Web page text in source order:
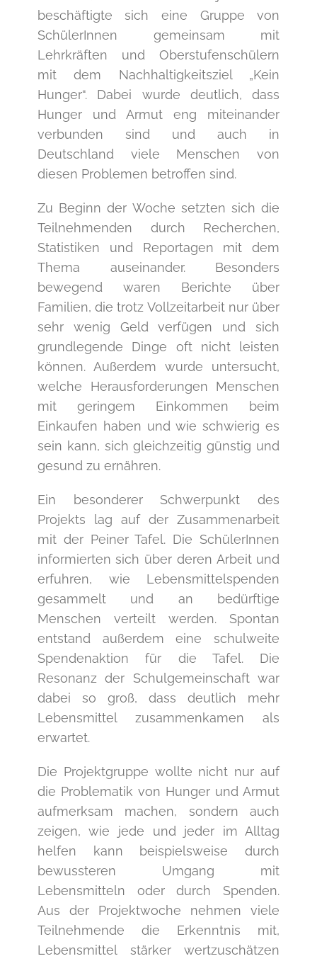
beschäftigte sich eine Gruppe von
SchülerInnen gemeinsam mit
Lehrkräften und Oberstufenschülern
mit dem Nachhaltigkeitsziel „Kein
Hunger“. Dabei wurde deutlich, dass
Hunger und Armut eng miteinander
verbunden sind und auch in
Deutschland viele Menschen von
diesen Problemen betroffen sind.
Zu Beginn der Woche setzten sich die
Teilnehmenden durch Recherchen,
Statistiken und Reportagen mit dem
Thema auseinander. Besonders
bewegend waren Berichte über
Familien, die trotz Vollzeitarbeit nur über
sehr wenig Geld verfügen und sich
grundlegende Dinge oft nicht leisten
können. Außerdem wurde untersucht,
welche Herausforderungen Menschen
mit geringem Einkommen beim
Einkaufen haben und wie schwierig es
sein kann, sich gleichzeitig günstig und
gesund zu ernähren.
Ein besonderer Schwerpunkt des
Projekts lag auf der Zusammenarbeit
mit der Peiner Tafel. Die SchülerInnen
informierten sich über deren Arbeit und
erfuhren, wie Lebensmittelspenden
gesammelt und an bedürftige
Menschen verteilt werden. Spontan
entstand außerdem eine schulweite
Spendenaktion für die Tafel. Die
Resonanz der Schulgemeinschaft war
dabei so groß, dass deutlich mehr
Lebensmittel zusammenkamen als
erwartet.
Die Projektgruppe wollte nicht nur auf
die Problematik von Hunger und Armut
aufmerksam machen, sondern auch
zeigen, wie jede und jeder im Alltag
helfen kann beispielsweise durch
bewussteren Umgang mit
Lebensmitteln oder durch Spenden.
Aus der Projektwoche nehmen viele
Teilnehmende die Erkenntnis mit,
Lebensmittel stärker wertzuschätzen